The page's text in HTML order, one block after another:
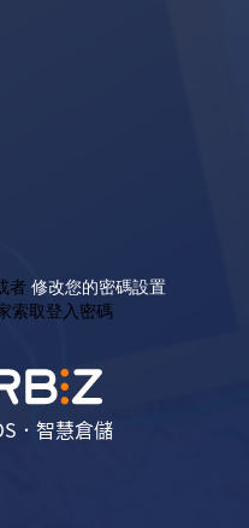
者 修改您的密碼設置
索取登入密碼